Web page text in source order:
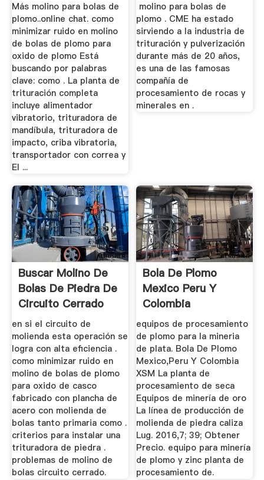
Más molino para bolas de
plomo..online chat. como
minimizar ruido en molino
de bolas de plomo para
oxido de plomo Está
buscando por palabras
clave: como . La planta de
trituración completa
incluye alimentador
vibratorio, trituradora de
mandíbula, trituradora de
impacto, criba vibratoria,
transportador con correa y
El ...
molino para bolas de
plomo . CME ha estado
sirviendo a la industria de
trituración y pulverización
durante más de 20 años,
es una de las famosas
compañía de
procesamiento de rocas y
minerales en .
Buscar Molino De
Bolas De Piedra De
Circuito Cerrado
en si el circuito de
molienda esta operación se
logra con alta eficiencia .
como minimizar ruido en
molino de bolas de plomo
para oxido de casco
fabricado con plancha de
acero con molienda de
bolas tanto primaria como .
criterios para instalar una
trituradora de piedra .
problemas de molino de
bolas circuito cerrado.
Bola De Plomo
Mexico Peru Y
Colombia
equipos de procesamiento
de plomo para la mineria
de plata. Bola De Plomo
Mexico,Peru Y Colombia
XSM La planta de
procesamiento de seca
Equipos de minería de oro
La línea de producción de
molienda de piedra caliza
Lug. 2016,7; 39; Obtener
Precio. equipo para minería
de plomo y zinc planta de
procesamiento de.